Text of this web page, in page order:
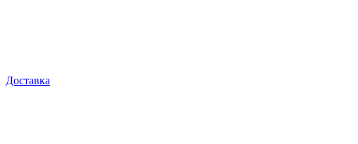
Доставка